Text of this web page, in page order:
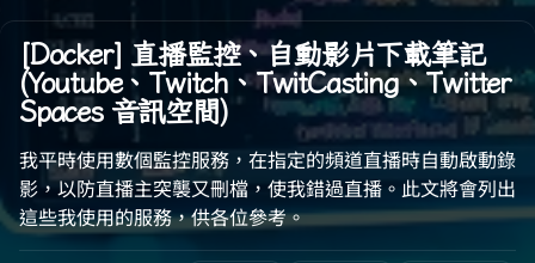
[Docker] 直播監控、自動影片下載筆記
(Youtube、Twitch、TwitCasting、Twitter
Spaces 音訊空間)
我平時使用數個監控服務，在指定的頻道直播時自動啟動錄
影，以防直播主突襲又刪檔，使我錯過直播。此文將會列出
這些我使用的服務，供各位參考。